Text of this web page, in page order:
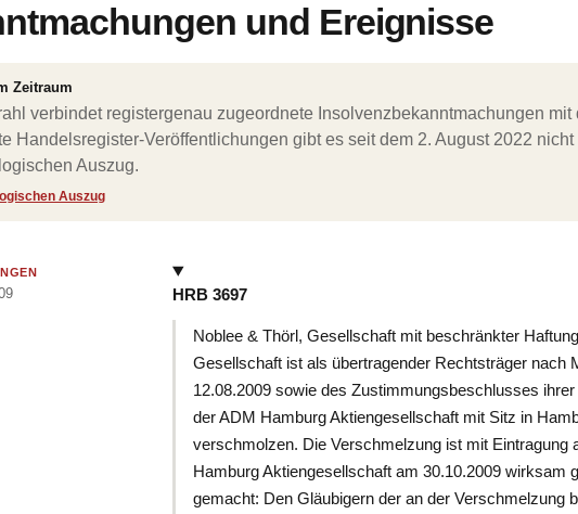
und Ereignisse
Zeitraum
verbindet registergenau zugeordnete Insolvenzbekanntmachungen
Handelsregister-Veröffentlichungen gibt es seit dem 2. August 2022
Auszug.
Auszug
HRB 3697
Noblee & Thörl, Gesellschaft mit beschränkter
Gesellschaft ist als übertragender Rechtsträger
12.08.2009 sowie des Zustimmungsbeschlusses
der ADM Hamburg Aktiengesellschaft mit Sitz in
verschmolzen. Die Verschmelzung ist mit Eintragung
Hamburg Aktiengesellschaft am 30.10.2009 wirksam
gemacht: Den Gläubigern der an der Verschmelzung